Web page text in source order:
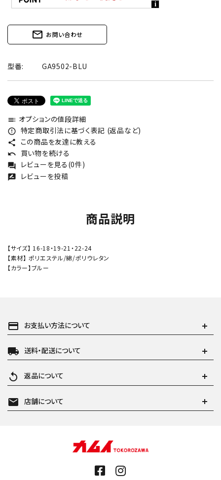
mail_outline お問い合わせ
型番: GA9502-BLU
toc オプションの値段詳細
error_outline 特定商取引法に基づく表記 (返品など)
share この商品を友達に教える
undo 買い物を続ける
forum レビューを見る(0件)
rate_review レビューを投稿
商品説明
【サイズ】 16-18・19-21・22-24
【素材】 ポリエステル/綿/ポリウレタン
【カラー】ブルー
payment お支払い方法について
local_shipping 送料・配送について
replay 返品について
mail 店舗について